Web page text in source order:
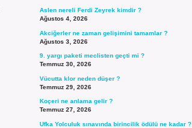
Aslen nereli Ferdi Zeyrek kimdir ?
Ağustos 4, 2026
Akciğerler ne zaman gelişimini tamamlar ?
Ağustos 3, 2026
9. yargı paketi meclisten geçti mi ?
Temmuz 30, 2026
Vücutta klor neden düşer ?
Temmuz 29, 2026
Koçeri ne anlama gelir ?
Temmuz 27, 2026
Ufka Yolculuk sınavında birincilik ödülü ne kadar ?